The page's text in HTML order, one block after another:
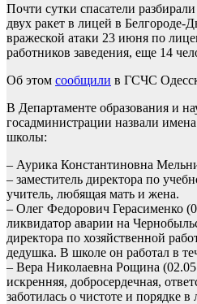
Почти сутки спасатели
двух ракет в лицей в Белгороде-
вражеской атаки 23 июня по
работников заведения, еще 14
Об этом сообщили в ГСЧС
В Департаменте образования и
госадминистрации назвали
школы:
– Аурика Константиновна
– заместитель директора по
учитель, любящая мать и жена.
– Олег Федорович Герасименко
ликвидатор аварии на
директора по хозяйственной
дедушка. В школе он работал в
– Вера Николаевна Рощина
искренняя, добросердечная,
заботилась о чистоте и порядке